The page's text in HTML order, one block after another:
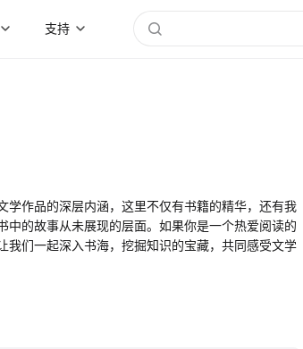
支持
作品的深层内涵，这里不仅有书籍的精华，还有我
的故事从未展现的层面。如果你是一个热爱阅读的
我们一起深入书海，挖掘知识的宝藏，共同感受文学